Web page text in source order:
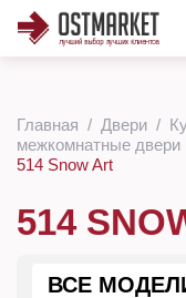
Главная Двери
межкомнатные двери
514 Snow Art
514
ВСЕ